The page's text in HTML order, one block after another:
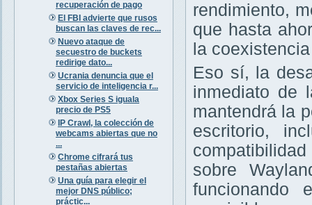
recuperación de pago
El FBI advierte que rusos
buscan las claves de rec...
Nuevo ataque de
secuestro de buckets
redirige dato...
Ucrania denuncia que el
servicio de inteligencia r...
Xbox Series S iguala
precio de PS5
IP Crawl, la colección de
webcams abiertas que no
...
Chrome cifrará tus
pestañas abiertas
Una guía para elegir el
mejor DNS público;
práctic...
rendimiento,
que hasta
la
Eso sí, la
inmediato de
mantendrá la
escritorio,
sobre
funcionando